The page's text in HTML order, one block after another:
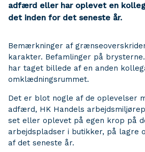
adfærd eller har oplevet en
det inden for det seneste år.
Bemærkninger af
karakter. Befamlinger på
har taget billede af en anden
omklædningsrummet.
Det er blot nogle af de oplevelser
adfærd, HK Handels
set eller oplevet på egen krop på
arbejdspladser i butikker, på lagre
af det seneste år.